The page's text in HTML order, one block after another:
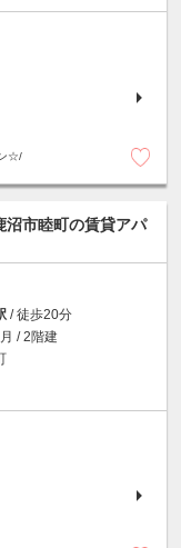
☆/
沼市睦町の賃貸アパ
/ 徒歩20分
/ 2階建